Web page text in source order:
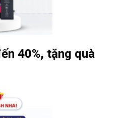
40%, tặng quà